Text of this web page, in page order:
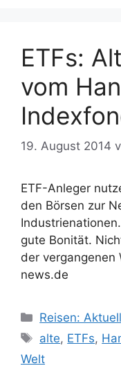
ETFs:
vom
19. August 2014
ETF-Anleger
den Börsen zur
gute Bonität.
der
news.de
Kategorien
Reisen:
Schlagwörter
alte, ETFs,
Welt